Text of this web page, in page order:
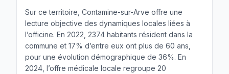
Sur ce territoire, Contamine-sur-Arve offre une
lecture objective des dynamiques locales liées à
l’officine. En 2022, 2374 habitants résident dans la
commune et 17% d’entre eux ont plus de 60 ans,
pour une évolution démographique de 36%. En
2024, l’offre médicale locale regroupe 20